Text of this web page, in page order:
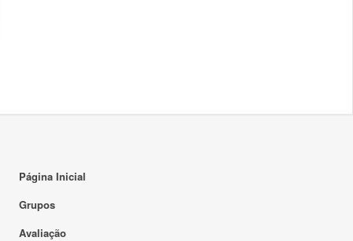
Página Inicial
Grupos
Avaliação